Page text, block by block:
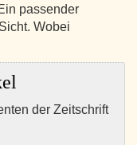
passender
Wobei
der Zeitschrift